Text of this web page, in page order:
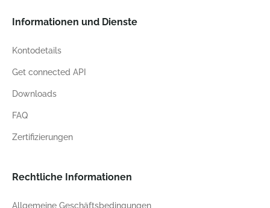
Informationen und Dienste
Kontodetails
Get connected API
Downloads
FAQ
Zertifizierungen
Rechtliche Informationen
Allgemeine Geschäftsbedingungen